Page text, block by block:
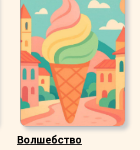
Волшебство